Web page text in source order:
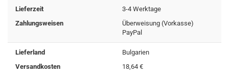
Lieferzeit
3-4 Werktage
Zahlungsweisen
Überweisung (Vorkasse)
PayPal
Lieferland
Bulgarien
Versandkosten
18,64 €